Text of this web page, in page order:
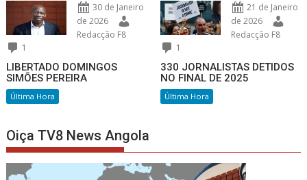
30 de Janeiro
de 2026
Redacção F8
1
LIBERTADO DOMINGOS
SIMÕES PEREIRA
Última Hora
21 de Janeiro
de 2026
Redacção F8
1
330 JORNALISTAS DETIDOS
NO FINAL DE 2025
Última Hora
Oiça TV8 News Angola